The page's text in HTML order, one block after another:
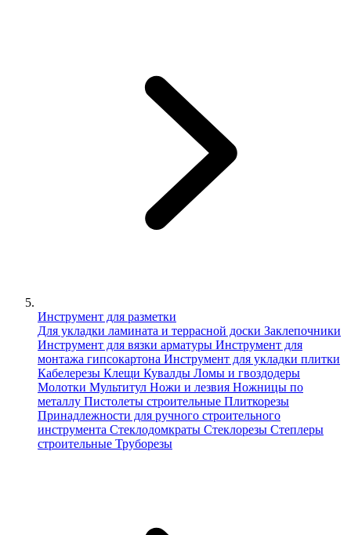
Инструмент для разметки
Для укладки ламината и террасной доски Заклепочники
Инструмент для вязки арматуры Инструмент для
монтажа гипсокартона Инструмент для укладки плитки
Кабелерезы Клещи Кувалды Ломы и гвоздодеры
Молотки Мультитул Ножи и лезвия Ножницы по
металлу Пистолеты строительные Плиткорезы
Принадлежности для ручного строительного
инструмента Стеклодомкраты Стеклорезы Степлеры
строительные Труборезы